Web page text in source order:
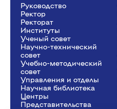
Руководство
Ректор
Рeкторат
Институты
Ученый совет
Научно-технический
совет
Учебно-методический
совет
Управления и отделы
Научная библиотека
Центры
Представительства